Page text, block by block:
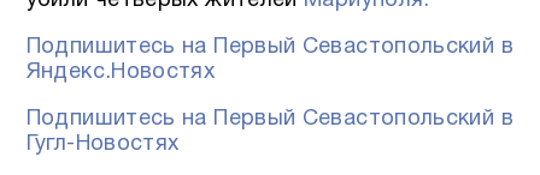
Подпишитесь на Первый Севастопольский в
Яндекс.Новостях
Подпишитесь на Первый Севастопольский в
Гугл-Новостях